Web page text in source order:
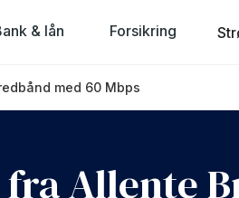
& lån Forsikring
med 60 Mbps
Allente